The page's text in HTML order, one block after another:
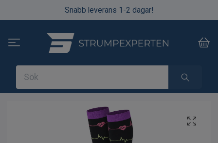
Snabb leverans 1-2 dagar!